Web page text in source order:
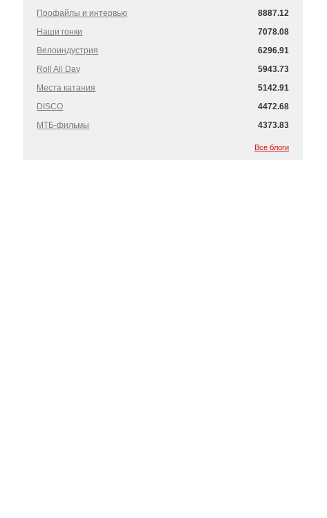
Профайлы и интервью
8887.12
Наши гонки
7078.08
Велоиндустрия
6296.91
Roll All Day
5943.73
Места катания
5142.91
DISCO
4472.68
МТБ-фильмы
4373.83
Все блоги